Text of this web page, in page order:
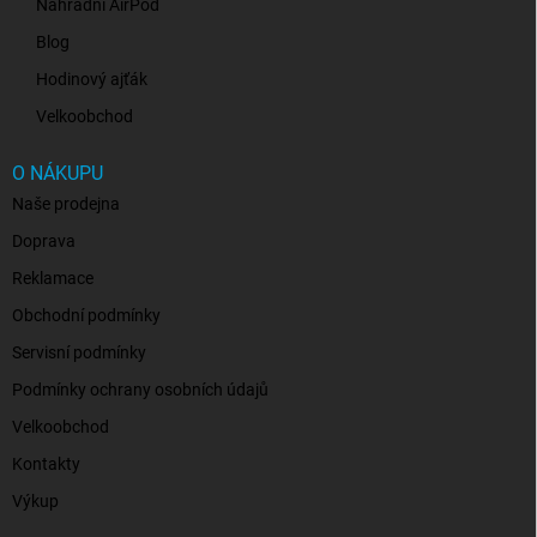
Náhradní AirPod
Blog
Hodinový ajťák
Velkoobchod
O NÁKUPU
Naše prodejna
Doprava
Reklamace
Obchodní podmínky
Servisní podmínky
Podmínky ochrany osobních údajů
Velkoobchod
Kontakty
Výkup